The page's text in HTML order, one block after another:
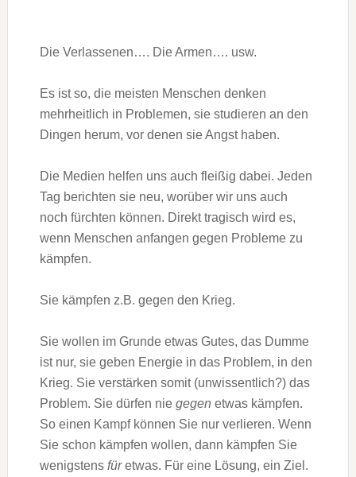
Die Verlassenen…. Die Armen…. usw.
Es ist so, die meisten Menschen denken
mehrheitlich in Problemen, sie studieren an den
Dingen herum, vor denen sie Angst haben.
Die Medien helfen uns auch fleißig dabei. Jeden
Tag berichten sie neu, worüber wir uns auch
noch fürchten können. Direkt tragisch wird es,
wenn Menschen anfangen gegen Probleme zu
kämpfen.
Sie kämpfen z.B. gegen den Krieg.
Sie wollen im Grunde etwas Gutes, das Dumme
ist nur, sie geben Energie in das Problem, in den
Krieg. Sie verstärken somit (unwissentlich?) das
Problem. Sie dürfen nie gegen etwas kämpfen.
So einen Kampf können Sie nur verlieren. Wenn
Sie schon kämpfen wollen, dann kämpfen Sie
wenigstens füretwas. Für eine Lösung, ein Ziel.